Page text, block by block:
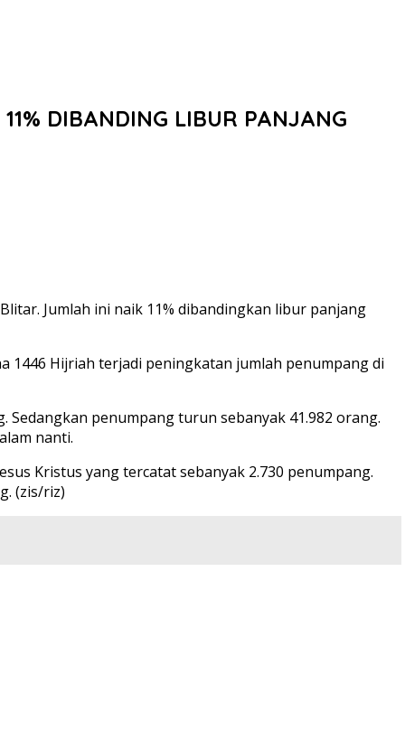
DIBANDING LIBUR PANJANG
Jumlah ini naik 11% dibandingkan libur panjang
1446 Hijriah terjadi peningkatan jumlah penumpang di
Sedangkan penumpang turun sebanyak 41.982 orang.
nanti.
Kristus yang tercatat sebanyak 2.730 penumpang.
(zis/riz)